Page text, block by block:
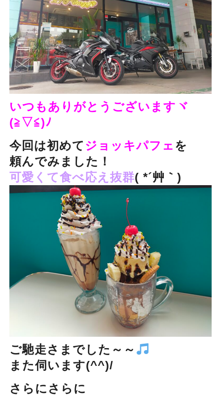
いつもありがとうございますヾ
(≧▽≦)ﾉ
今回は初めて ジョッキパフェ を
頼んでみました！
可愛くて食べ応え抜群( *´艸｀)
ご馳走さまでした～～
また伺います(^^)/
さらにさらに